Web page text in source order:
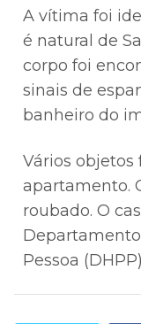
A vítima foi
é natural de
corpo foi
sinais de
banheiro do
Vários objetos
apartamento.
roubado. O
Pessoa